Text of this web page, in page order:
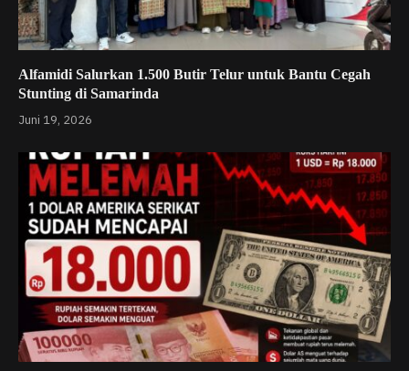
Alfamidi Salurkan 1.500 Butir Telur untuk Bantu Cegah
Stunting di Samarinda
Juni 19, 2026